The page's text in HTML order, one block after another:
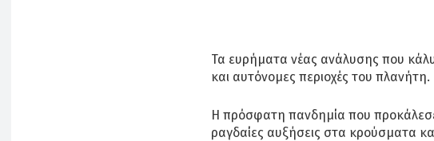
Τα ευρήματα νέας ανάλυσης που
και αυτόνομες περιοχές του πλανήτη.
Η πρόσφατη πανδημία που
ραγδαίες αυξήσεις στα κρούσματα